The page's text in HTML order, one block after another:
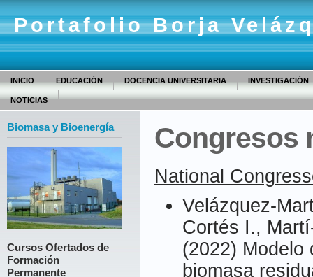
Portafolio Borja
INICIO EDUCACIÓN DOCENCIA UNIVERSITARIA INVESTIGACIÓN
NOTICIAS
Biomasa y Bioenergía
Cursos Ofertados de
Formación
Permanente
Congresos
National
Velázquez-
Cortés I.,
(2022) Modelo
biomasa